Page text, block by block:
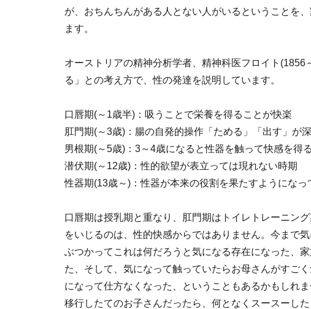
が、おちんちんがある人とない人がいるということを
ます。
オーストリアの精神分析学者、精神科医フロイト(1856
る」との考え方で、性の発達を説明しています。
口唇期(～1歳半)：吸うことで栄養を得ることが快楽
肛門期(～3歳)：腸の自発的操作「ためる」「出す」が
男根期(～5歳)：3～4歳になると性器を触って快感を得
潜伏期(～12歳)：性的欲望が表立っては現れない時期
性器期(13歳～)：性器が本来の役割を果たすようになっ
口唇期は授乳期と重なり、肛門期はトイレトレーニン
をいじるのは、性的快感からではありません。今まで
ぶつかってこれは何だろうと気になる存在になった、
た、そして、気になって触っていたらお母さんがすご
になって仕方なくなった、ということもあるかもしれ
移行したてのお子さんだったら、何となくスースーし